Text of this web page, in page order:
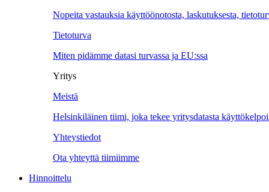
Nopeita vastauksia käyttöönotosta, laskutuksesta,
Tietoturva
Miten pidämme datasi turvassa ja EU:ssa
Yritys
Meistä
Helsinkiläinen tiimi, joka tekee yritysdatasta
Yhteystiedot
Ota yhteyttä tiimiimme
Hinnoittelu